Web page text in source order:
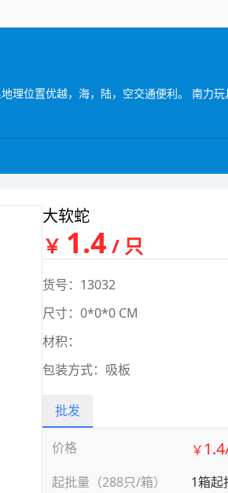
大软蛇
￥ 1.4 / 只
货号：13032
尺寸：0*0*0 CM
材积：
包装方式：吸板
批发
价格
起批量（288只/箱）
￥
1箱起